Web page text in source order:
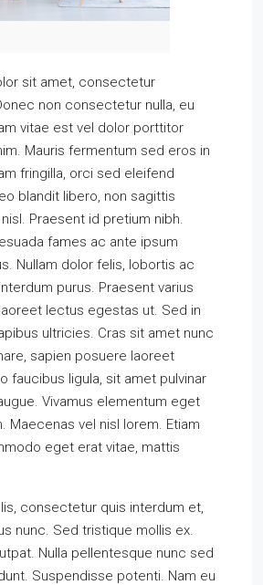
sit amet, consectetur
non consectetur nulla, eu
vitae est vel dolor porttitor
Mauris fermentum sed eros in
fringilla, orci sed eleifend
blandit libero, non sagittis
Praesent id pretium nibh.
fames ac ante ipsum
Nullam dolor felis, lobortis ac
purus. Praesent varius
lectus egestas ut. Sed in
ultricies. Cras sit amet nunc
sapien posuere laoreet
faucibus ligula, sit amet pulvinar
Vivamus elementum eget
Maecenas vel nisl lorem. Etiam
eget erat vitae, mattis
consectetur quis interdum et,
nunc. Sed tristique mollis ex.
Nulla pellentesque nunc sed
Suspendisse potenti. Nam eu